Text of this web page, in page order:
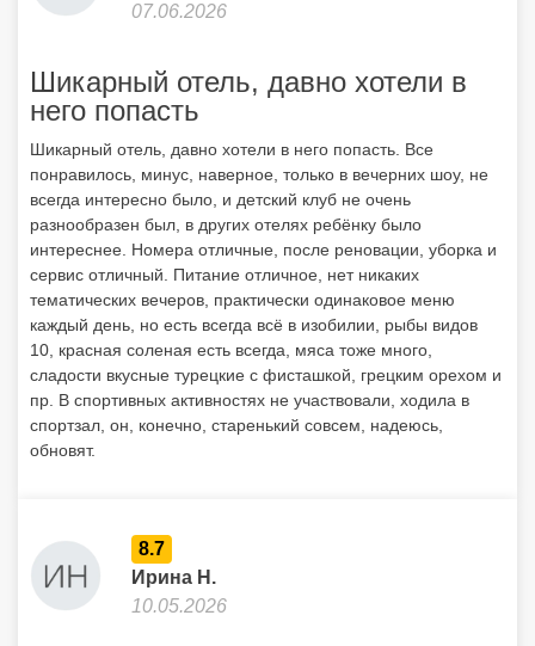
07.06.2026
Шикарный отель, давно хотели в
него попасть
Шикарный отель, давно хотели в него попасть. Все
понравилось, минус, наверное, только в вечерних шоу, не
всегда интересно было, и детский клуб не очень
разнообразен был, в других отелях ребёнку было
интереснее. Номера отличные, после реновации, уборка и
сервис отличный. Питание отличное, нет никаких
тематических вечеров, практически одинаковое меню
каждый день, но есть всегда всё в изобилии, рыбы видов
10, красная соленая есть всегда, мяса тоже много,
сладости вкусные турецкие с фисташкой, грецким орехом и
пр. В спортивных активностях не участвовали, ходила в
спортзал, он, конечно, старенький совсем, надеюсь,
обновят.
8.7
Ирина Н.
10.05.2026